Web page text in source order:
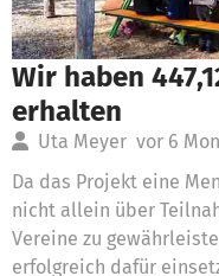
Wir haben
erhalten
Uta Meyer vor 6
Da das Projekt eine
nicht allein über
Vereine zu
erfolgreich dafür